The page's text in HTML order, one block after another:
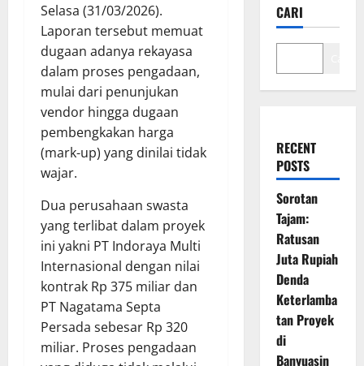
Selasa (31/03/2026).
Laporan tersebut memuat
dugaan adanya rekayasa
dalam proses pengadaan,
mulai dari penunjukan
vendor hingga dugaan
pembengkakan harga
(mark-up) yang dinilai tidak
wajar.
Dua perusahaan swasta
yang terlibat dalam proyek
ini yakni PT Indoraya Multi
Internasional dengan nilai
kontrak Rp 375 miliar dan
PT Nagatama Septa
Persada sebesar Rp 320
miliar. Proses pengadaan
CARI
RECENT
POSTS
Sorotan
Tajam:
Ratusan
Juta Rupiah
Denda
Keterlamba
tan Proyek
di
Banyuasin